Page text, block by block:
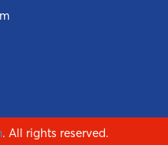
. All rights reserved.